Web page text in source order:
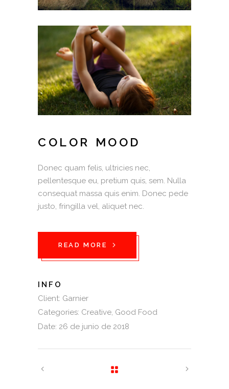
COLOR MOOD
Donec quam felis, ultricies nec,
pellentesque eu, pretium quis, sem. Nulla
consequat massa quis enim. Donec pede
justo, fringilla vel, aliquet nec.
READ MORE
INFO
Client: Garnier
Categories: Creative Good Food
Date: 26 de junio de 2018